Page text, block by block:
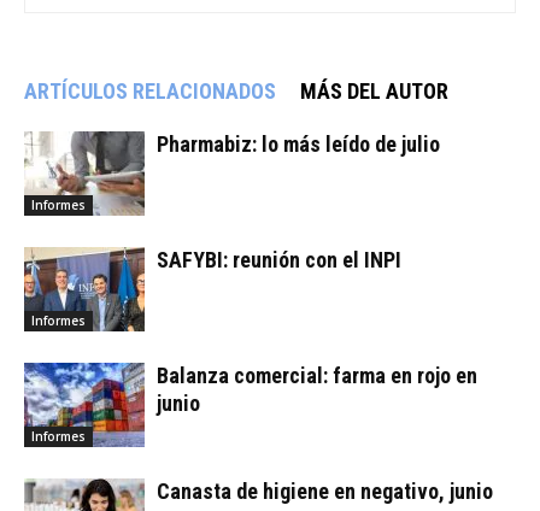
ARTÍCULOS RELACIONADOS MÁS DEL AUTOR
Informes
Pharmabiz: lo más leído de julio
Informes
SAFYBI: reunión con el INPI
Informes
Balanza comercial: farma en rojo en
junio
Canasta de higiene en negativo, junio